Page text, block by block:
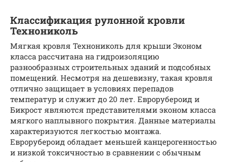
Классификация рулонной кровли
Технониколь
Мягкая кровля Технониколь для крыши Эконом
класса рассчитана на гидроизоляцию
разнообразных строительных зданий и подсобных
помещений. Несмотря на дешевизну, такая кровля
отлично защищает в условиях перепадов
температур и служит до 20 лет. Еврорубероид и
Бикрост являются представителями эконом класса
мягкого наплывного покрытия. Данные материалы
характеризуются легкостью монтажа.
Еврорубероид обладает меньшей канцерогенностью
и низкой токсичностью в сравнении с обычным